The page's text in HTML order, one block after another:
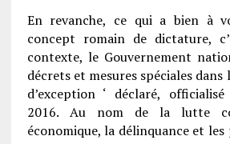
En revanche, ce qui a bien à
concept romain de dictature,
contexte, le Gouvernement
décrets et mesures spéciales dans
d’exception ‘ déclaré,
2016. Au nom de la lutte
économique, la délinquance et